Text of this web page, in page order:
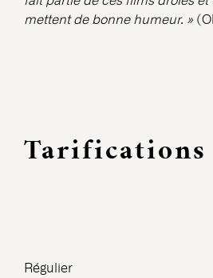
mettent de bonne humeur. »
Tarifications
Régulier